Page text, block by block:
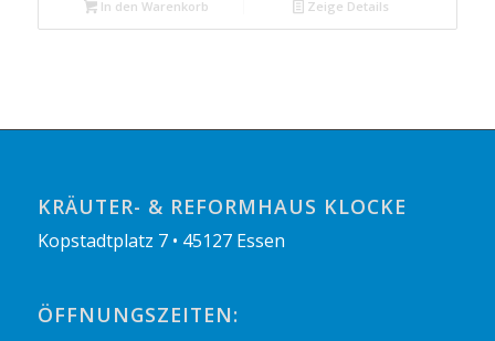
In den Warenkorb Zeige Details
KRÄUTER- & REFORMHAUS KLOCKE
Kopstadtplatz 7 • 45127 Essen
ÖFFNUNGSZEITEN: